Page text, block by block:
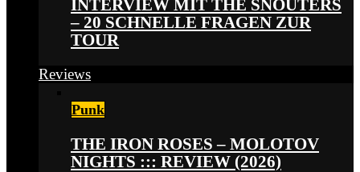
INTERVIEW MIT THE SNOUTERS
– 20 SCHNELLE FRAGEN ZUR
TOUR
Reviews
Punk
THE IRON ROSES – MOLOTOV
NIGHTS ::: REVIEW (2026)